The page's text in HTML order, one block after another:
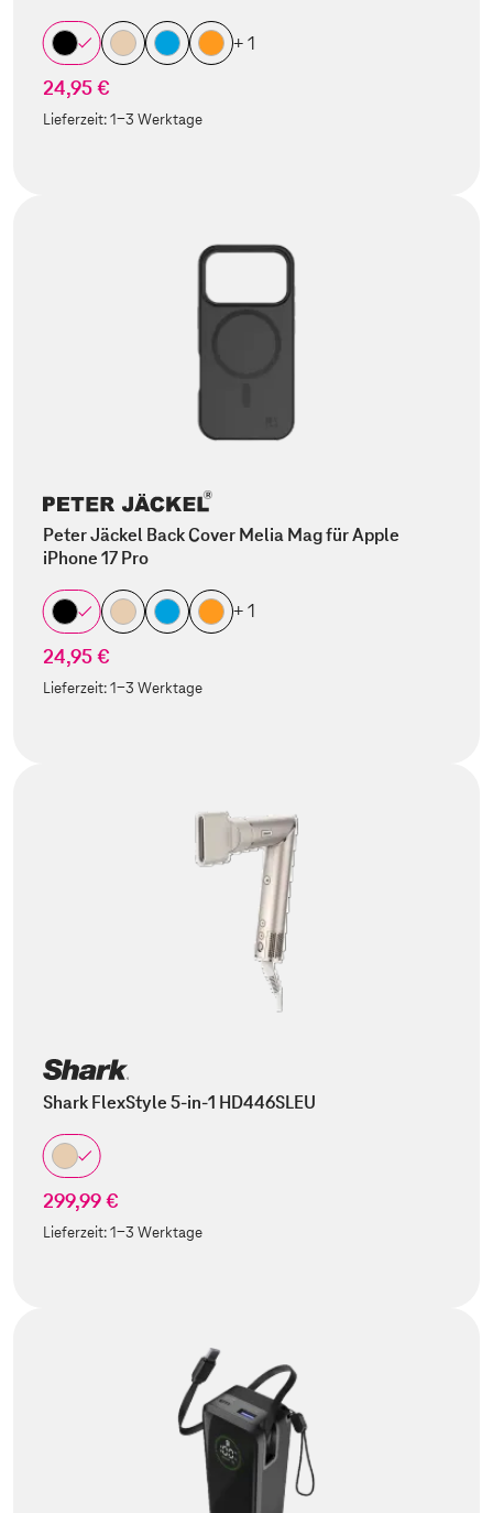
+ 1
24,95 €
Lieferzeit:1-3 Werktage
Peter Jäckel Back Cover Melia Mag für Apple
iPhone 17 Pro
+ 1
24,95 €
Lieferzeit:1-3 Werktage
Shark FlexStyle 5-in-1 HD446SLEU
299,99 €
Lieferzeit:1-3 Werktage